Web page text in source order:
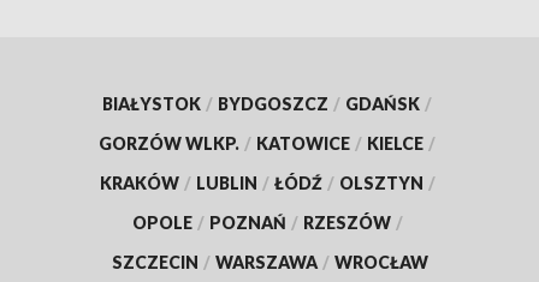
BIAŁYSTOK / BYDGOSZCZ / GDAŃSK /
GORZÓW WLKP. / KATOWICE / KIELCE /
KRAKÓW / LUBLIN / ŁÓDŹ / OLSZTYN /
OPOLE / POZNAŃ / RZESZÓW /
SZCZECIN / WARSZAWA / WROCŁAW